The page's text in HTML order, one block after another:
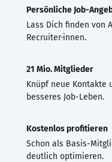
Persönliche Job-
Lass Dich finden von
Recruiter·innen.
21 Mio. Mitglieder
Knüpf neue Kontakte
besseres Job-Leben.
Kostenlos profitieren
Schon als Basis-
deutlich optimieren.